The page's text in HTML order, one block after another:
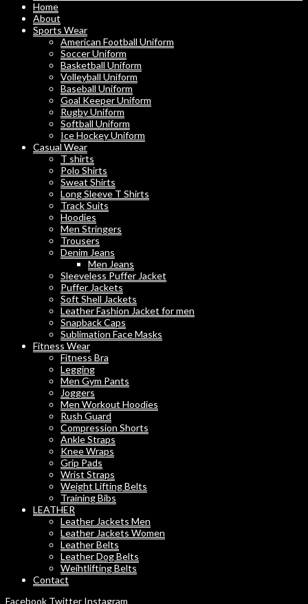
Home
About
Sports Wear
American Football Uniform
Soccer Uniform
Basketball Uniform
Volleyball Uniform
Baseball Uniform
Goal Keeper Uniform
Rugby Uniform
Softball Uniform
Ice Hockey Uniform
Casual Wear
T shirts
Polo Shirts
Sweat Shirts
Long Sleeve T Shirts
Track Suits
Hoodies
Men Stringers
Trousers
Denim Jeans
Men Jeans
Sleeveless Puffer Jacket
Puffer Jackets
Soft Shell Jackets
Leather Fashion Jacket for men
Snapback Caps
Sublimation Face Masks
Fitness Wear
Fitness Bra
Legging
Men Gym Pants
Joggers
Men Workout Hoodies
Rush Guard
Compression Shorts
Ankle Straps
Knee Wraps
Grip Pads
Wrist Straps
Weight Lifting Belts
Training Bibs
LEATHER
Leather Jackets Men
Leather Jackets Women
Leather Belts
Leather Dog Belts
Weihtlifting Belts
Contact
Facebook Twitter Instagram